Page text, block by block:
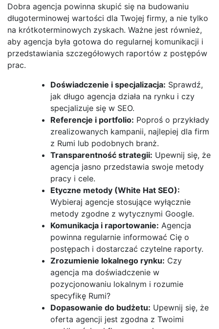
Dobra agencja powinna skupić się na budowaniu
długoterminowej wartości dla Twojej firmy, a nie tylko
na krótkoterminowych zyskach. Ważne jest również,
aby agencja była gotowa do regularnej komunikacji i
przedstawiania szczegółowych raportów z postępów
prac.
Doświadczenie i specjalizacja: Sprawdź,
jak długo agencja działa na rynku i czy
specjalizuje się w SEO.
Referencje i portfolio: Poproś o przykłady
zrealizowanych kampanii, najlepiej dla firm
z Rumi lub podobnych branż.
Transparentność strategii: Upewnij się, że
agencja jasno przedstawia swoje metody
pracy i cele.
Etyczne metody (White Hat SEO):
Wybieraj agencje stosujące wyłącznie
metody zgodne z wytycznymi Google.
Komunikacja i raportowanie: Agencja
powinna regularnie informować Cię o
postępach i dostarczać czytelne raporty.
Zrozumienie lokalnego rynku: Czy
agencja ma doświadczenie w
pozycjonowaniu lokalnym i rozumie
specyfikę Rumi?
Dopasowanie do budżetu: Upewnij się, że
oferta agencji jest zgodna z Twoimi